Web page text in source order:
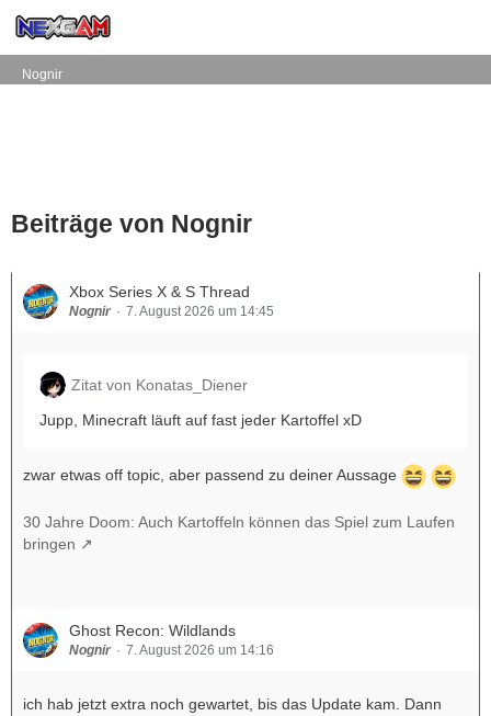
Nognir
Beiträge von Nognir
Xbox Series X & S Thread
Nognir 7. August 2026 um 14:45
Zitat von Konatas_Diener
Jupp, Minecraft läuft auf fast jeder Kartoffel xD
zwar etwas off topic, aber passend zu deiner Aussage
30 Jahre Doom: Auch Kartoffeln können das Spiel zum Laufen
bringen
Ghost Recon: Wildlands
Nognir 7. August 2026 um 14:16
ich hab jetzt extra noch gewartet, bis das Update kam. Dann